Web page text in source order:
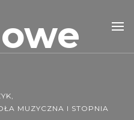
MUZYCZNA I STOPNIA